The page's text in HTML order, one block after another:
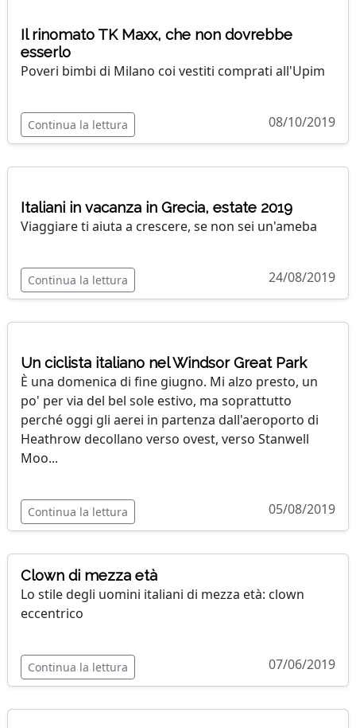
Il rinomato TK Maxx, che non dovrebbe
esserlo
Poveri bimbi di Milano coi vestiti comprati all'Upim
Continua la lettura 08/10/2019
Italiani in vacanza in Grecia, estate 2019
Viaggiare ti aiuta a crescere, se non sei un'ameba
Continua la lettura 24/08/2019
Un ciclista italiano nel Windsor Great Park
È una domenica di fine giugno. Mi alzo presto, un
po' per via del bel sole estivo, ma soprattutto
perché oggi gli aerei in partenza dall'aeroporto di
Heathrow decollano verso ovest, verso Stanwell
Moo...
Continua la lettura 05/08/2019
Clown di mezza età
Lo stile degli uomini italiani di mezza età: clown
eccentrico
Continua la lettura 07/06/2019